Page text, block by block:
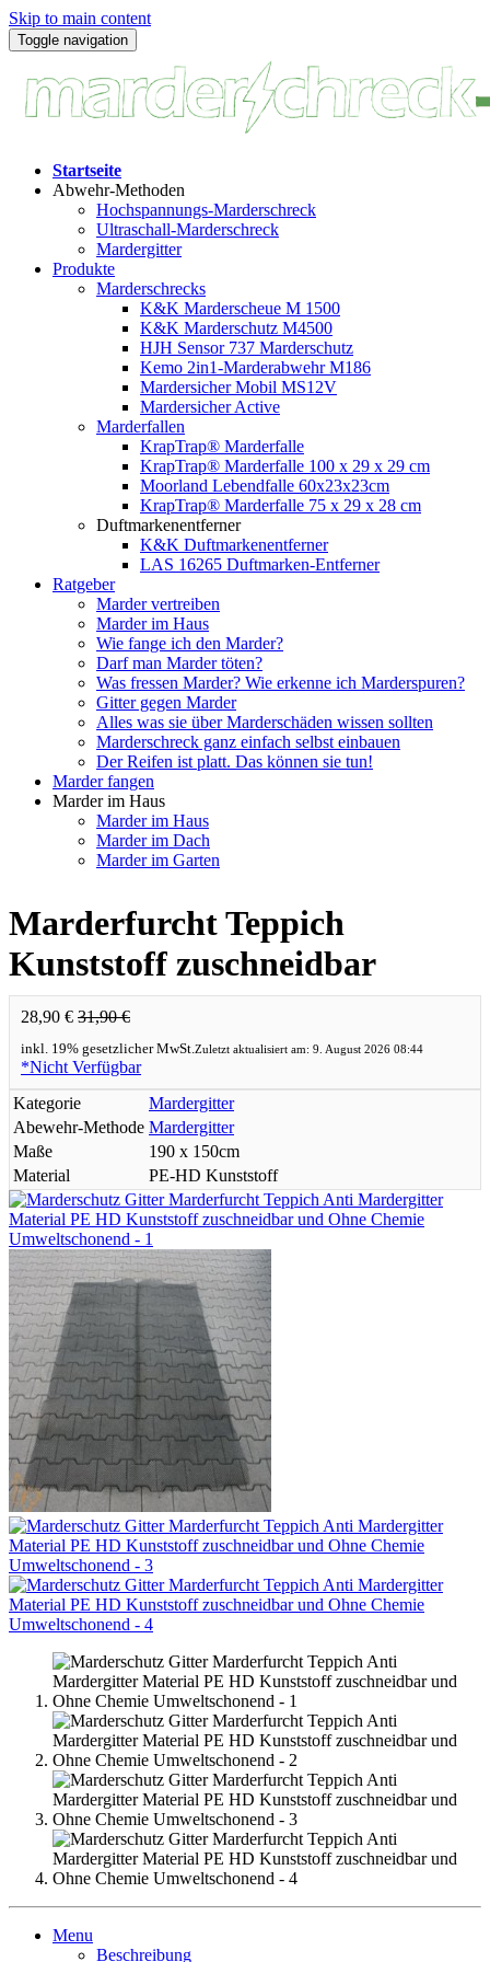
Skip to main content
Toggle navigation
Startseite
Abwehr-Methoden
Hochspannungs-Marderschreck
Ultraschall-Marderschreck
Mardergitter
Produkte
Marderschrecks
K&K Marderscheue M 1500
K&K Marderschutz M4500
HJH Sensor 737 Marderschutz
Kemo 2in1-Marderabwehr M186
Mardersicher Mobil MS12V
Mardersicher Active
Marderfallen
KrapTrap® Marderfalle
KrapTrap® Marderfalle 100 x 29 x 29 cm
Moorland Lebendfalle 60x23x23cm
KrapTrap® Marderfalle 75 x 29 x 28 cm
Duftmarkenentferner
K&K Duftmarkenentferner
LAS 16265 Duftmarken-Entferner
Ratgeber
Marder vertreiben
Marder im Haus
Wie fange ich den Marder?
Darf man Marder töten?
Was fressen Marder? Wie erkenne ich Marderspuren?
Gitter gegen Marder
Alles was sie über Marderschäden wissen sollten
Marderschreck ganz einfach selbst einbauen
Der Reifen ist platt. Das können sie tun!
Marder fangen
Marder im Haus
Marder im Haus
Marder im Dach
Marder im Garten
Marderfurcht Teppich
Kunststoff zuschneidbar
28,90 € 31,90 €
inkl. 19% gesetzlicher MwSt.Zuletzt aktualisiert am: 9. August 2026 08:44
*Nicht Verfügbar
Kategorie
Mardergitter
Abewehr-Methode Mardergitter
Maße
190 x 150cm
Material
PE-HD Kunststoff
Menu
Beschreibung